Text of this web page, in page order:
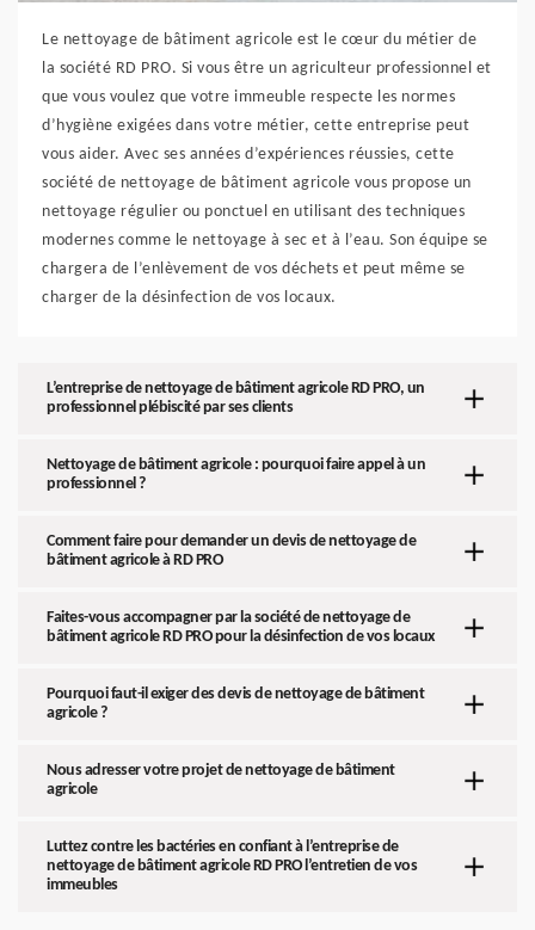
Le nettoyage de bâtiment agricole est le cœur du métier de
la société RD PRO. Si vous être un agriculteur professionnel et
que vous voulez que votre immeuble respecte les normes
d’hygiène exigées dans votre métier, cette entreprise peut
vous aider. Avec ses années d’expériences réussies, cette
société de nettoyage de bâtiment agricole vous propose un
nettoyage régulier ou ponctuel en utilisant des techniques
modernes comme le nettoyage à sec et à l’eau. Son équipe se
chargera de l’enlèvement de vos déchets et peut même se
charger de la désinfection de vos locaux.
L’entreprise de nettoyage de bâtiment agricole RD PRO, un
professionnel plébiscité par ses clients
Nettoyage de bâtiment agricole : pourquoi faire appel à un
professionnel ?
Comment faire pour demander un devis de nettoyage de
bâtiment agricole à RD PRO
Faites-vous accompagner par la société de nettoyage de
bâtiment agricole RD PRO pour la désinfection de vos locaux
Pourquoi faut-il exiger des devis de nettoyage de bâtiment
agricole ?
Nous adresser votre projet de nettoyage de bâtiment
agricole
Luttez contre les bactéries en confiant à l’entreprise de
nettoyage de bâtiment agricole RD PRO l’entretien de vos
immeubles